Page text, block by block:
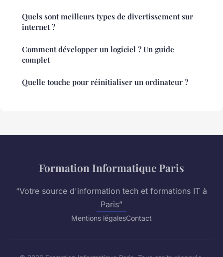
Quels sont meilleurs types de divertissement sur
internet ?
Comment développer un logiciel ? Un guide
complet
Quelle touche pour réinitialiser un ordinateur ?
Formation Informatique Paris
“Votre source d'information tech et formations IT à
Paris”
Mentions légalesContact